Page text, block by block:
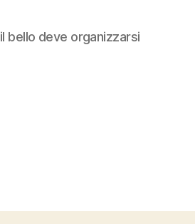
il bello deve organizzarsi